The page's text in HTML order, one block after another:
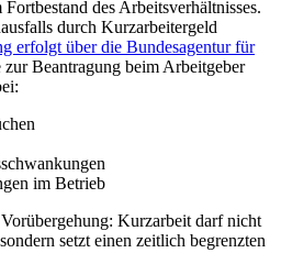
des Arbeitsverhältnisses.
durch Kurzarbeitergeld
erfolgt über die Bundesagentur für
Beantragung beim Arbeitgeber
im Betrieb
Kurzarbeit darf nicht
setzt einen zeitlich begrenzten